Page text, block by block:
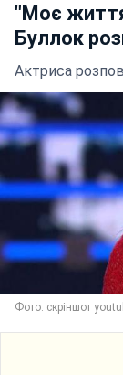
"Моє
Буллок
Актриса
Фото: скріншот